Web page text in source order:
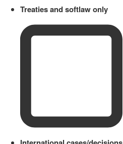
Treaties and softlaw only